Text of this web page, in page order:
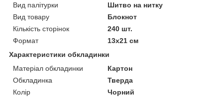
Вид палітурки
Шитво на нитку
Вид товару
Блокнот
Кількість сторінок
240 шт.
Формат
13х21 см
Характеристики обкладинки
Матеріал обкладинки
Картон
Обкладинка
Тверда
Колір
Чорний